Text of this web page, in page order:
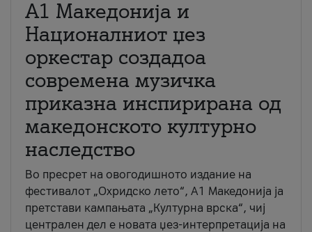
А1 Македонија и
Националниот џез
оркестар создадоа
современа музичка
приказна инспирирана од
македонското културно
наследство
Во пресрет на овогодишното издание на
фестивалот „Охридско лето“, А1 Македонија ја
претстави кампањата „Културна врска“, чиј
централен дел е новата џез-интерпретација на